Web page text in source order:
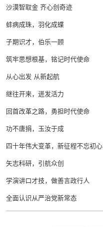
沙漠智取金 齐心创奇迹
蚌病成珠，羽化成蝶
子期识才，伯乐一顾
筑牢思想根基，铭记时代使命
从心出发 从新起航
继往开来，迸发活力
回首改革之路，勇担时代使命
功不唐捐，玉汝于成
四十年伟大变革，新征程不忘初心
矢志科研，引航众创
学演讲口才技，做善言政行人
全面认识从严治党新常态